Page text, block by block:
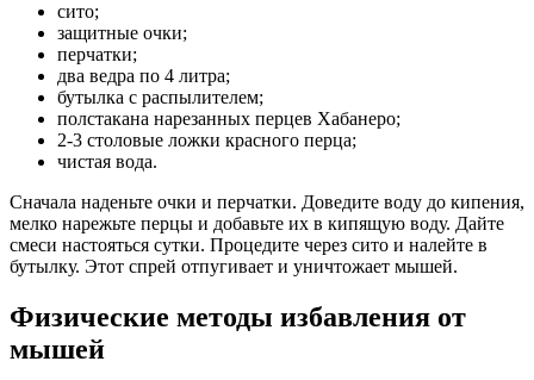
сито;
защитные очки;
перчатки;
два ведра по 4 литра;
бутылка с распылителем;
полстакана нарезанных перцев Хабанеро;
2-3 столовые ложки красного перца;
чистая вода.
Сначала наденьте очки и перчатки. Доведите воду до кипения,
мелко нарежьте перцы и добавьте их в кипящую воду. Дайте
смеси настояться сутки. Процедите через сито и налейте в
бутылку. Этот спрей отпугивает и уничтожает мышей.
Физические методы избавления от
мышей